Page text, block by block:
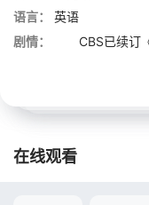
语言：
英语
剧情：
CBS已续订《
在线观看